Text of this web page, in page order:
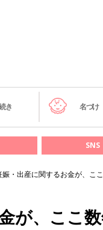
き 名づけ
SNS
娠・出産に関するお金が、こ
が、ここ